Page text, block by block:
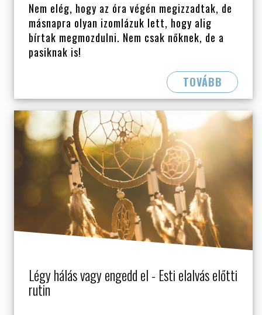
Nem elég, hogy az óra végén megizzadtak, de
másnapra olyan izomlázuk lett, hogy alig
bírtak megmozdulni. Nem csak nőknek, de a
pasiknak is!
TOVÁBB
Légy hálás vagy engedd el - Esti elalvás előtti
rutin